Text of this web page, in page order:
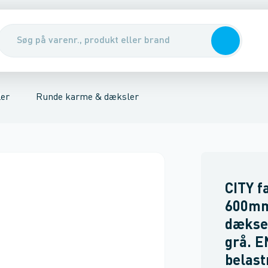
& udskillerePumper, pumpebrønde & ventiler
& dækslerRendestens karme
Runde karme & dæksler
CITY
grå.